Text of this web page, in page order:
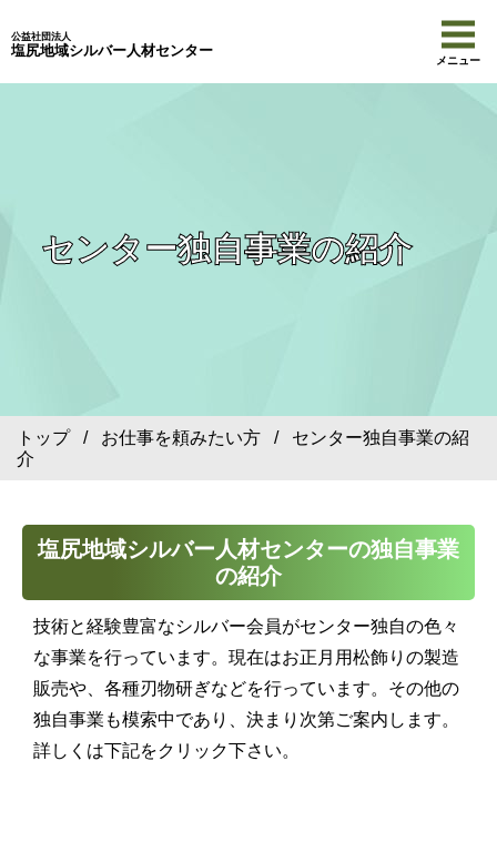
公益社団法人
塩尻地域シルバー人材センター
メニュー
センター独自事業の紹介
トップ/ お仕事を頼みたい方 / センター独自事業の紹
介
塩尻地域シルバー人材センターの独自事業
の紹介
技術と経験豊富なシルバー会員がセンター独自の色々
な事業を行っています。現在はお正月用松飾りの製造
販売や、各種刃物研ぎなどを行っています。その他の
独自事業も模索中であり、決まり次第ご案内します。
詳しくは下記をクリック下さい。